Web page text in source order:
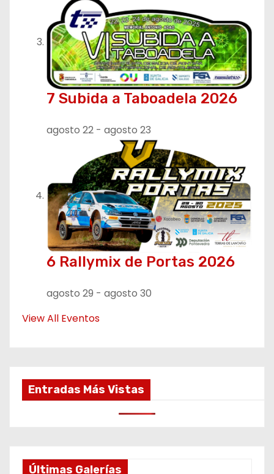
7 Subida a Taboadela 2026
agosto 22 - agosto 23
6 Rallymix de Portas 2026
agosto 29 - agosto 30
View All Eventos
Entradas Más Vistas
Últimas Galerías